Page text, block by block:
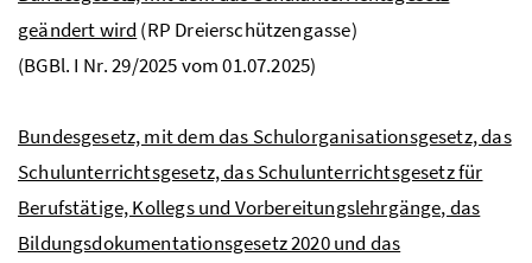
geändert wird (RP Dreierschützengasse)
(BGBl. I Nr. 29/2025 vom 01.07.2025)
Bundesgesetz, mit dem das Schulorganisationsgesetz, das
Schulunterrichtsgesetz, das Schulunterrichtsgesetz für
Berufstätige, Kollegs und Vorbereitungslehrgänge, das
Bildungsdokumentationsgesetz 2020 und das